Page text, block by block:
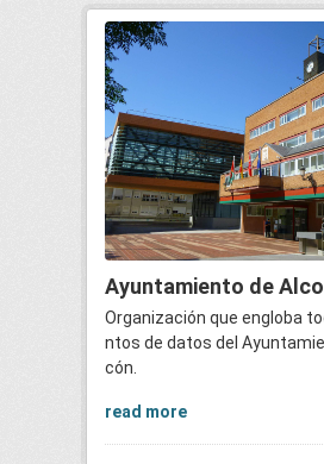
Ayuntamiento de
Organización que engloba
ntos de datos del
cón.
read more